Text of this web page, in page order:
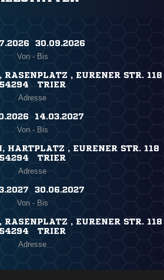
30.09.2026
Von - Bis
, EURENER STR. 118
54294 TRIER
Adresse
14.03.2027
Von - Bis
HARTPLATZ , EURENER STR. 118
54294 TRIER
Adresse
30.06.2027
Von - Bis
, EURENER STR. 118
54294 TRIER
Adresse